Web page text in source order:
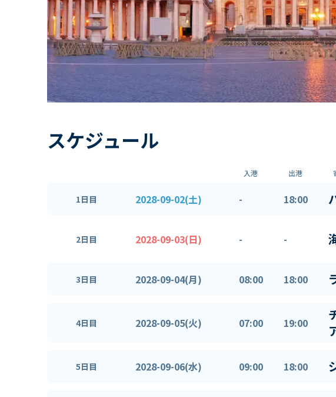
スケジュール
入港 出港
1日目 2028-09-02(土) - 18:00
2日目 2028-09-03(日) - -
3日目 2028-09-04(月) 08:00 18:00
4日目 2028-09-05(火) 07:00 19:00
5日目 2028-09-06(水) 09:00 18:00